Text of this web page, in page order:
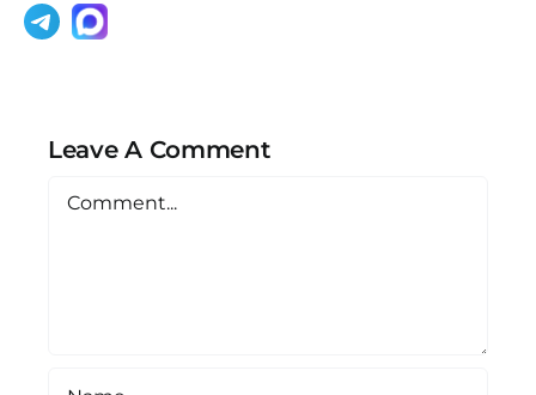
Leave A Comment
Comment